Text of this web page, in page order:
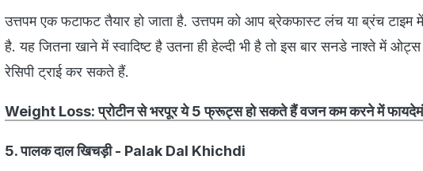
उत्तपम एक फटाफट तैयार हो जाता है. उत्तपम को आप ब्रेकफास्ट लंच या ब्रंच टाइम
है. यह जितना खाने में स्वादिष्ट है उतना ही हेल्दी भी है तो इस बार सनडे नाश्ते में
रेसिपी ट्राई कर सकते हैं.
Weight Loss: प्रोटीन से भरपूर ये 5 फ्रूट्स हो सकते हैं वजन कम करने में
5. पालक दाल खिचड़ी - Palak Dal Khichdi